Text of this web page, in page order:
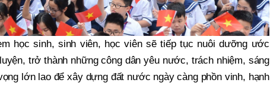
học sinh, sinh viên, học viên sẽ tiếp tục nuôi dưỡng ước
trở thành những công dân yêu nước, trách nhiệm, sáng
lớn lao để xây dựng đất nước ngày càng phồn vinh, hạnh